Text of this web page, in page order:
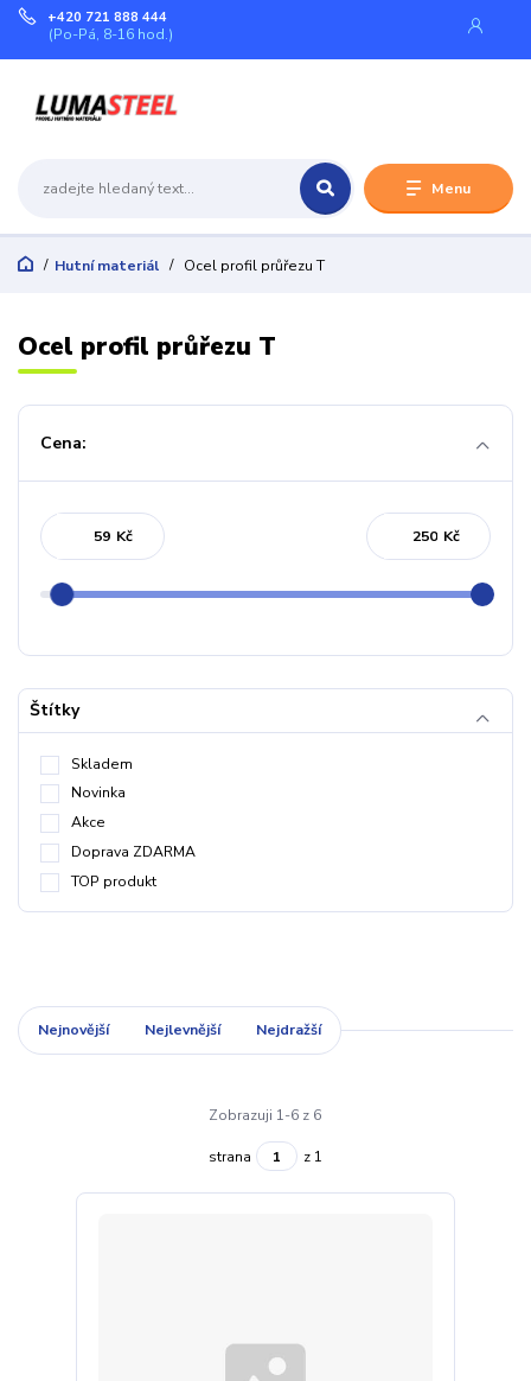
Menu
+420 721 888 444
(Po-Pá, 8-16 hod.)
Hutní materiál Ocel profil průřezu T
Ocel profil průřezu T
Cena:
Kč Kč
Štítky
Skladem
Novinka
Akce
Doprava ZDARMA
TOP produkt
Nejnovější Nejlevnější Nejdražší
Zobrazuji 1-6 z 6
strana z 1